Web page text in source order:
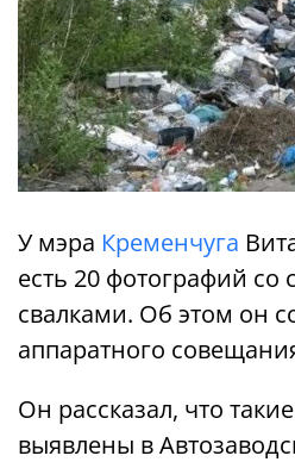
У мэра Кременчуга
есть 20 фотографий
свалками. Об этом он
аппаратного
Он рассказал, что
выявлены в